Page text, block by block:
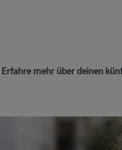
Erfahre mehr über deinen